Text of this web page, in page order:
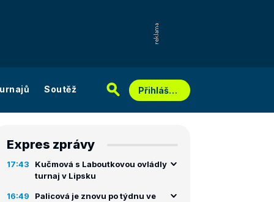
Soutěž Přihlášení
Expres zprávy
17:43
Kučmová s Laboutkovou ovládly
turnaj v Lipsku
16:49
Palicová je znovu po týdnu ve